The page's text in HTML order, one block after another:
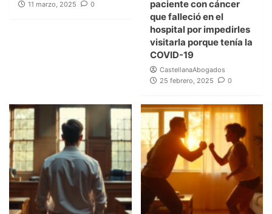
11 marzo, 2025
0
paciente con cáncer
que falleció en el
hospital por impedirles
visitarla porque tenía la
COVID-19
CastellanaAbogados
25 febrero, 2025
0